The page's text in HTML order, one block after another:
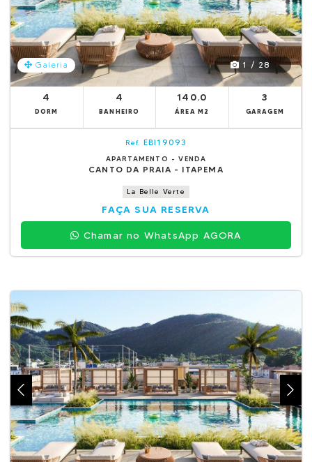
Galeria 1 / 28
4
DORM
4
BANHEIRO
140.0
ÁREA M2
3
GARAGEM
Ref. EBI19093
APARTAMENTO - VENDA
CANTO DA PRAIA - ITAPEMA
La Belle Verte
FAÇA SUA RESERVA
Chamar no WhatsApp AGORA